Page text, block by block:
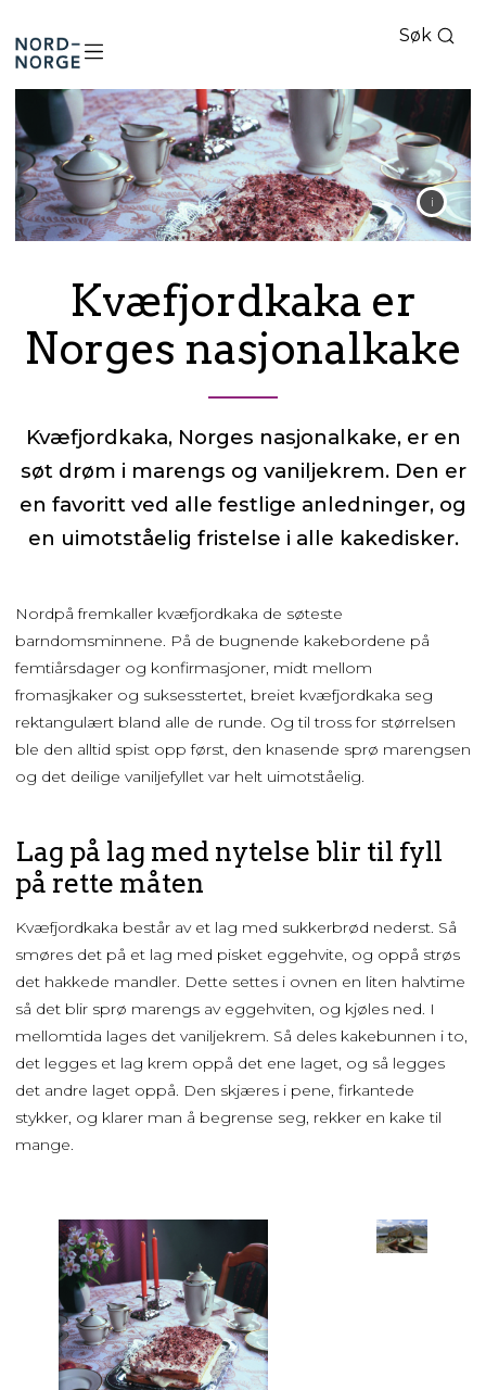
Nord-
Norge
Søk
Kvæfjordkaka er
Norges nasjonalkake
Kvæfjordkaka, Norges nasjonalkake, er en
søt drøm i marengs og vaniljekrem. Den er
en favoritt ved alle festlige anledninger, og
en uimotståelig fristelse i alle kakedisker.
Nordpå fremkaller kvæfjordkaka de søteste
barndomsminnene. På de bugnende kakebordene på
femtiårsdager og konfirmasjoner, midt mellom
fromasjkaker og suksesstertet, breiet kvæfjordkaka seg
rektangulært bland alle de runde. Og til tross for størrelsen
ble den alltid spist opp først, den knasende sprø marengsen
og det deilige vaniljefyllet var helt uimotståelig.
Lag på lag med nytelse blir til fyll
på rette måten
Kvæfjordkaka består av et lag med sukkerbrød nederst. Så
smøres det på et lag med pisket eggehvite, og oppå strøs
det hakkede mandler. Dette settes i ovnen en liten halvtime
så det blir sprø marengs av eggehviten, og kjøles ned. I
mellomtida lages det vaniljekrem. Så deles kakebunnen i to,
det legges et lag krem oppå det ene laget, og så legges
det andre laget oppå. Den skjæres i pene, firkantede
stykker, og klarer man å begrense seg, rekker en kake til
mange.